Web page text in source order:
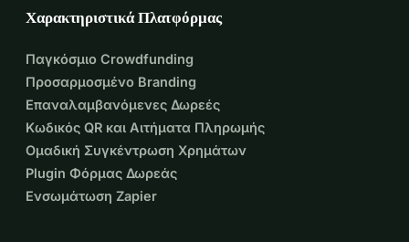
Για να διασφαλίσουμε ότι η Ineke δεν θα φτάσει σε ένα
το κτήριο.
Δες εδώ το pin για τον χώρο στάθμευσης:
https://maps.app.goo.gl/rKUmhZCeonCQEwXSA
Έχεις παλιά ποδαράκια; Κανένα πρόβλημα, προσπάθησε
να παρκάρεις στην γωνία του χώρου ή ακριβώς έξω από
τον χώρο.
Χαρακτηριστικά Πλατφόρμας
Παγκόσμιο Crowdfunding
Προσαρμοσμένο Branding
Επαναλαμβανόμενες Δωρεές
Κωδικός QR και Αιτήματα Πληρωμής
Ομαδική Συγκέντρωση Χρημάτων
Plugin Φόρμας Δωρεάς
Ενσωμάτωση Zapier